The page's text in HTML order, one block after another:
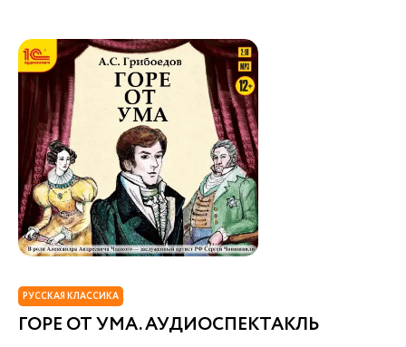
РУССКАЯ КЛАССИКА
ГОРЕ ОТ УМА. АУДИОСПЕКТАКЛЬ